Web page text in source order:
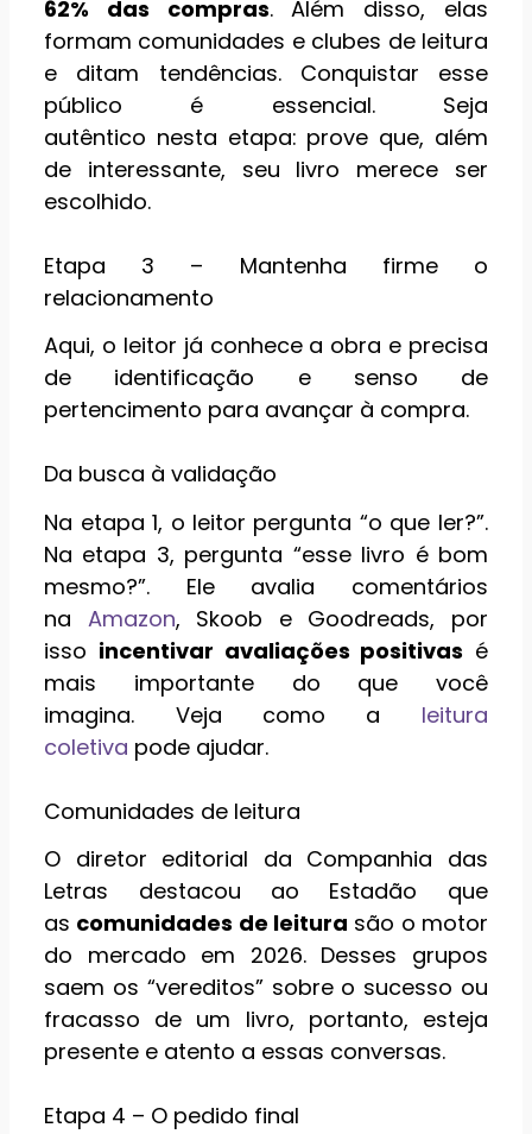
62% das compras. Além disso, elas
formam comunidades e clubes de leitura
e ditam tendências. Conquistar esse
público é essencial. Seja
autêntico nesta etapa: prove que, além
de interessante, seu livro merece ser
escolhido.
Etapa 3 – Mantenha firme o
relacionamento
Aqui, o leitor já conhece a obra e precisa
de identificação e senso de
pertencimento para avançar à compra.
Da busca à validação
Na etapa 1, o leitor pergunta “o que ler?”.
Na etapa 3, pergunta “esse livro é bom
mesmo?”. Ele avalia comentários
na Amazon, Skoob e Goodreads, por
isso incentivar avaliações positivas é
mais importante do que você
imagina. Veja como a leitura
coletiva pode ajudar.
Comunidades de leitura
O diretor editorial da Companhia das
Letras destacou ao Estadão que
as comunidades de leitura são o motor
do mercado em 2026. Desses grupos
saem os “vereditos” sobre o sucesso ou
fracasso de um livro, portanto, esteja
presente e atento a essas conversas.
Etapa 4 – O pedido final